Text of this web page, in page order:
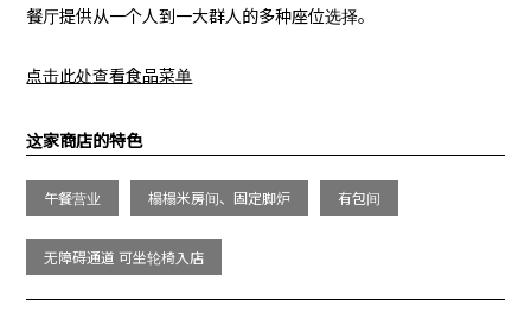
餐厅提供从一个人到一大群人的多种座位选择。
点击此处查看食品菜单
这家商店的特色
午餐营业 榻榻米房间、固定脚炉 有包间
无障碍通道 可坐轮椅入店